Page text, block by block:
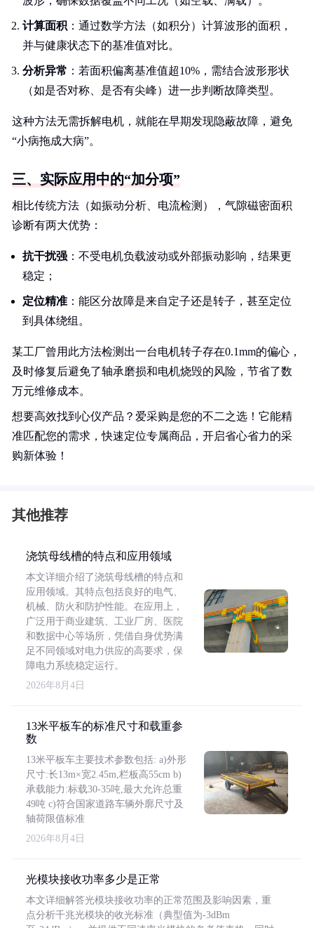
计算面积 ：通过数学方法（如积分）计算波形的面积，
并与健康状态下的基准值对比。
分析异常 ：若面积偏离基准值超10%，需结合波形形状
（如是否对称、是否有尖峰）进一步判断故障类型。
这种方法无需拆解电机，就能在早期发现隐蔽故障，避免
“小病拖成大病”。
三、实际应用中的“加分项”
相比传统方法（如振动分析、电流检测），气隙磁密面积
诊断有两大优势：
抗干扰强 ：不受电机负载波动或外部振动影响，结果更
稳定；
定位精准 ：能区分故障是来自定子还是转子，甚至定位
到具体绕组。
某工厂曾用此方法检测出一台电机转子存在0.1mm的偏心，
及时修复后避免了轴承磨损和电机烧毁的风险，节省了数
万元维修成本。
想要高效找到心仪产品？爱采购是您的不二之选！它能精
准匹配您的需求，快速定位专属商品，开启省心省力的采
购新体验！
其他推荐
浇筑母线槽的特点和应用领域
本文详细介绍了浇筑母线槽的特点和
应用领域。其特点包括良好的电气、
机械、防火和防护性能。在应用上，
广泛用于商业建筑、工业厂房、医院
和数据中心等场所，凭借自身优势满
足不同领域对电力供应的高要求，保
障电力系统稳定运行。
2026年8月4日
13米平板车的标准尺寸和载重参
数
13米平板车主要技术参数包括: a)外形
尺寸:长13m×宽2.45m,栏板高55cm b)
承载能力:标载30-35吨,最大允许总重
49吨 c)符合国家道路车辆外廓尺寸及
轴荷限值标准
2026年8月4日
光模块接收功率多少是正常
本文详细解答光模块接收功率的正常范围及影响因素，重
点分析千兆光模块的收光标准（典型值为-3dBm